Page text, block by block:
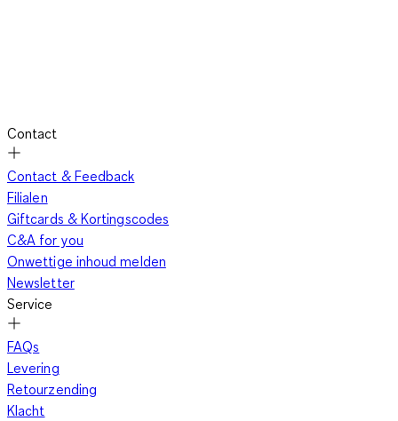
Contact
Contact & Feedback
Filialen
Giftcards & Kortingscodes
C&A for you
Onwettige inhoud melden
Newsletter
Service
FAQs
Levering
Retourzending
Klacht